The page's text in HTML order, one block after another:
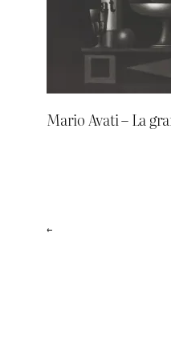
Mario Avati – La
←